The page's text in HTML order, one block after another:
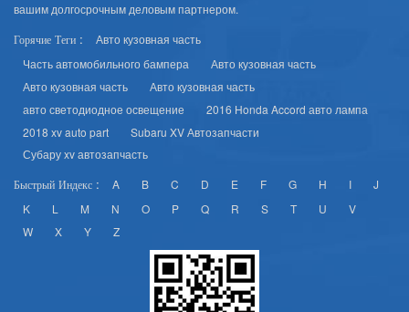
вашим долгосрочным деловым партнером.
Горячие Теги :
Авто кузовная часть
Часть автомобильного бампера
Авто кузовная часть
Авто кузовная часть
Авто кузовная часть
авто светодиодное освещение
2016 Honda Accord авто лампа
2018 xv auto part
Subaru XV Автозапчасти
Субару xv автозапчасть
Быстрый Индекс : A B C D E F G H I
J
K
L M N O P Q R S T U
V
W
X Y Z